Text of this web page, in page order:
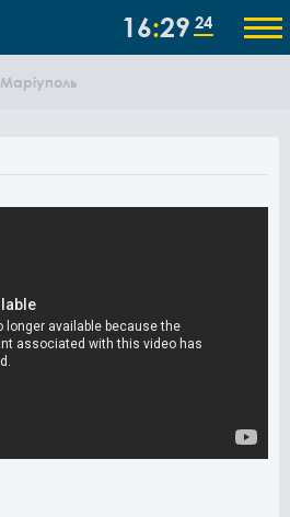
16 29 24
Маріуполь